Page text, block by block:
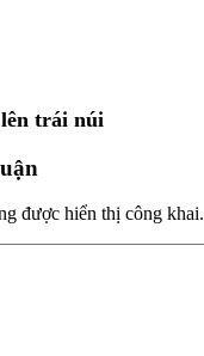
trái núi
được hiển thị công khai.